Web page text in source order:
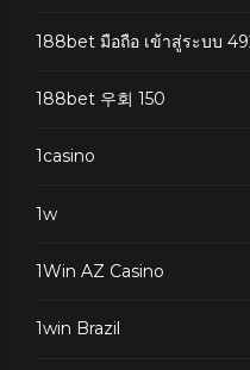
188bet มือถือ เข้าสู่ระบบ
188bet 우회 150
1casino
1w
1Win AZ Casino
1win Brazil